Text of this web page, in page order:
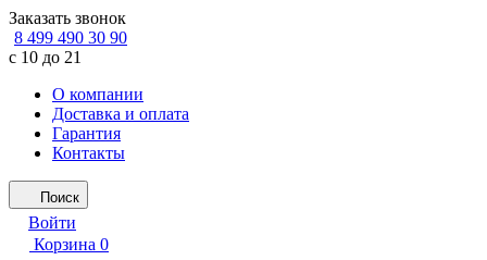
Заказать звонок
8 499 490 30 90
с 10 до 21
О компании
Доставка и оплата
Гарантия
Контакты
Поиск
Войти
Корзина 0